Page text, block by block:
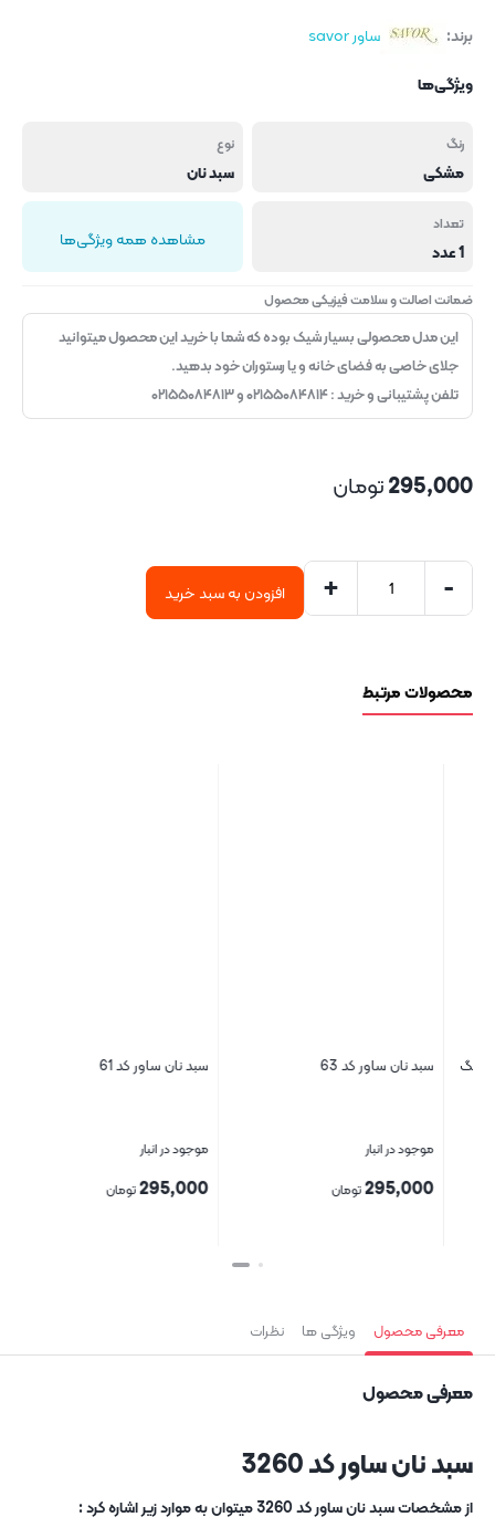
برند:
ساور savor
ویژگی‌ها
رنگ
مشکی
نوع
سبد نان
تعداد
1 عدد مشاهده همه ویژگی‌ها
ضمانت اصالت و سلامت فیزیکی محصول
این مدل محصولی بسیار شیک بوده که شما با خرید این محصول میتوانید
جلای خاصی به فضای خانه و یا رستوران خود بدهید.
تلفن پشتیبانی و خرید : ۰۲۱۵۵۰۸۴۸۱۴ و ۰۲۱۵۵۰۸۴۸۱۳
295,000تومان
-
+ افزودن به سبد خرید
محصولات مرتبط
سبد نان ساور کد 63
موجود در انبار
295,000تومان
سبد نان ساور کد 61
موجود در انبار
295,000تومان
بستن
معرفی محصول ویژگی ها نظرات
معرفی محصول
سبد نان ساور کد 3260
از مشخصات سبد نان ساور کد 3260 میتوان به موارد زیر اشاره کرد :